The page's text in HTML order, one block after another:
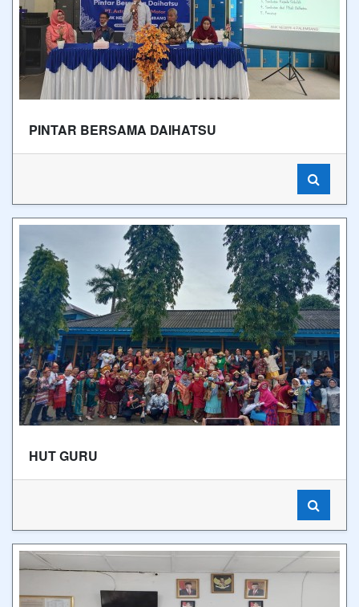
PINTAR BERSAMA DAIHATSU
HUT GURU